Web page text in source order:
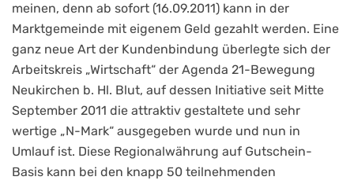
meinen, denn ab sofort (16.09.2011) kann in der
Marktgemeinde mit eigenem Geld gezahlt werden. Eine
ganz neue Art der Kundenbindung überlegte sich der
Arbeitskreis „Wirtschaft“ der Agenda 21-Bewegung
Neukirchen b. Hl. Blut, auf dessen Initiative seit Mitte
September 2011 die attraktiv gestaltete und sehr
wertige „N-Mark“ ausgegeben wurde und nun in
Umlauf ist. Diese Regionalwährung auf Gutschein-
Basis kann bei den knapp 50 teilnehmenden